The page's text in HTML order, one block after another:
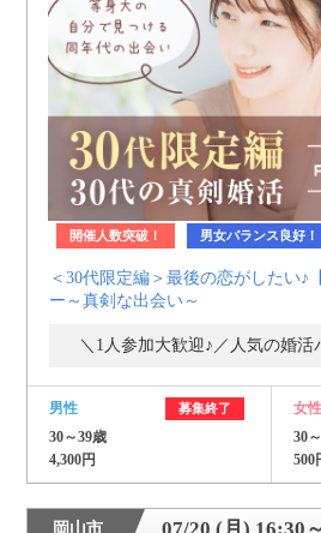
開催人数突破！ 男女バランス良好！
＜30代限定編＞最後の恋がしたい♪
ー～真剣な出会い～
＼1人参加大歓迎♪／人気の婚活
男性 募集終了
30～39歳
4,300円
女性
30
500
岡山市 07/20 (月) 16:30～